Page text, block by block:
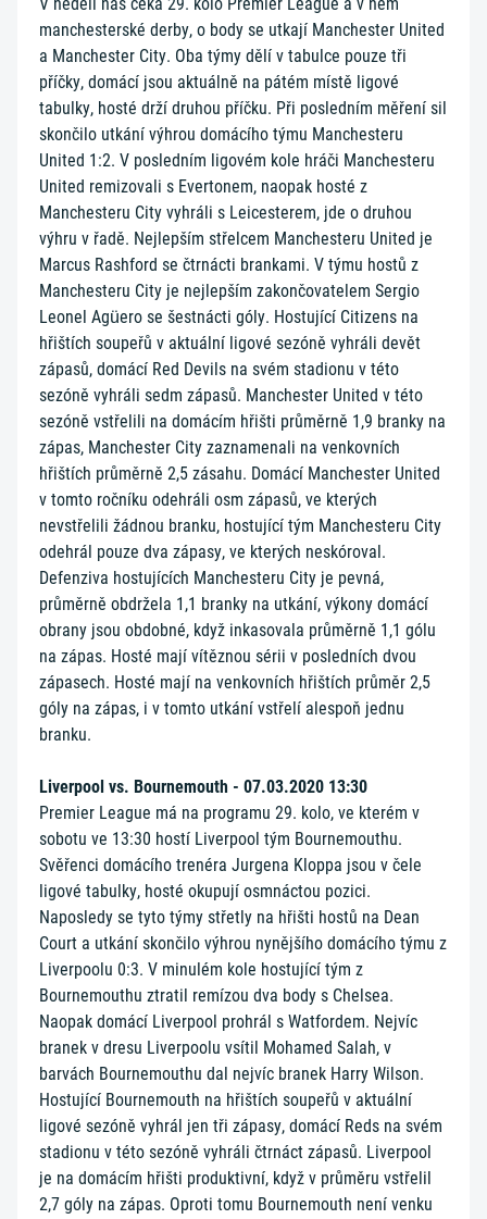
manchesterské derby, o body se utkají Manchester United
a Manchester City. Oba týmy dělí v tabulce pouze tři
příčky, domácí jsou aktuálně na pátém místě ligové
tabulky, hosté drží druhou příčku. Při posledním měření sil
skončilo utkání výhrou domácího týmu Manchesteru
United 1:2. V posledním ligovém kole hráči Manchesteru
United remizovali s Evertonem, naopak hosté z
Manchesteru City vyhráli s Leicesterem, jde o druhou
výhru v řadě. Nejlepším střelcem Manchesteru United je
Marcus Rashford se čtrnácti brankami. V týmu hostů z
Manchesteru City je nejlepším zakončovatelem Sergio
Leonel Agüero se šestnácti góly. Hostující Citizens na
hřištích soupeřů v aktuální ligové sezóně vyhráli devět
zápasů, domácí Red Devils na svém stadionu v této
sezóně vyhráli sedm zápasů. Manchester United v této
sezóně vstřelili na domácím hřišti průměrně 1,9 branky na
zápas, Manchester City zaznamenali na venkovních
hřištích průměrně 2,5 zásahu. Domácí Manchester United
v tomto ročníku odehráli osm zápasů, ve kterých
nevstřelili žádnou branku, hostující tým Manchesteru City
odehrál pouze dva zápasy, ve kterých neskóroval.
Defenziva hostujících Manchesteru City je pevná,
průměrně obdržela 1,1 branky na utkání, výkony domácí
obrany jsou obdobné, když inkasovala průměrně 1,1 gólu
na zápas. Hosté mají vítěznou sérii v posledních dvou
zápasech. Hosté mají na venkovních hřištích průměr 2,5
góly na zápas, i v tomto utkání vstřelí alespoň jednu
branku.
Liverpool vs. Bournemouth - 07.03.2020 13:30
Premier League má na programu 29. kolo, ve kterém v
sobotu ve 13:30 hostí Liverpool tým Bournemouthu.
Svěřenci domácího trenéra Jurgena Kloppa jsou v čele
ligové tabulky, hosté okupují osmnáctou pozici.
Naposledy se tyto týmy střetly na hřišti hostů na Dean
Court a utkání skončilo výhrou nynějšího domácího týmu z
Liverpoolu 0:3. V minulém kole hostující tým z
Bournemouthu ztratil remízou dva body s Chelsea.
Naopak domácí Liverpool prohrál s Watfordem. Nejvíc
branek v dresu Liverpoolu vsítil Mohamed Salah, v
barvách Bournemouthu dal nejvíc branek Harry Wilson.
Hostující Bournemouth na hřištích soupeřů v aktuální
ligové sezóně vyhrál jen tři zápasy, domácí Reds na svém
stadionu v této sezóně vyhráli čtrnáct zápasů. Liverpool
je na domácím hřišti produktivní, když v průměru vstřelil
2,7 góly na zápas. Oproti tomu Bournemouth není venku